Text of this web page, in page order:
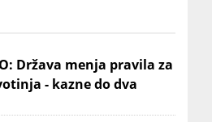
Država menja pravila za
- kazne do dva